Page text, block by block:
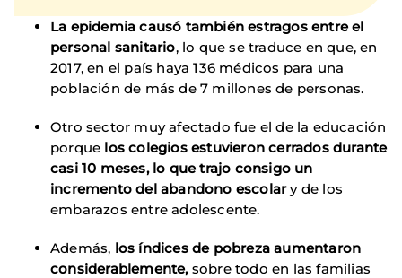
La epidemia causó también estragos entre el
personal sanitario, lo que se traduce en que, en
2017, en el país haya 136 médicos para una
población de más de 7 millones de personas.
Otro sector muy afectado fue el de la educación
porque los colegios estuvieron cerrados durante
casi 10 meses, lo que trajo consigo un
incremento del abandono escolary de los
embarazos entre adolescente.
Además, los índices de pobreza aumentaron
considerablemente,sobre todo en las familias